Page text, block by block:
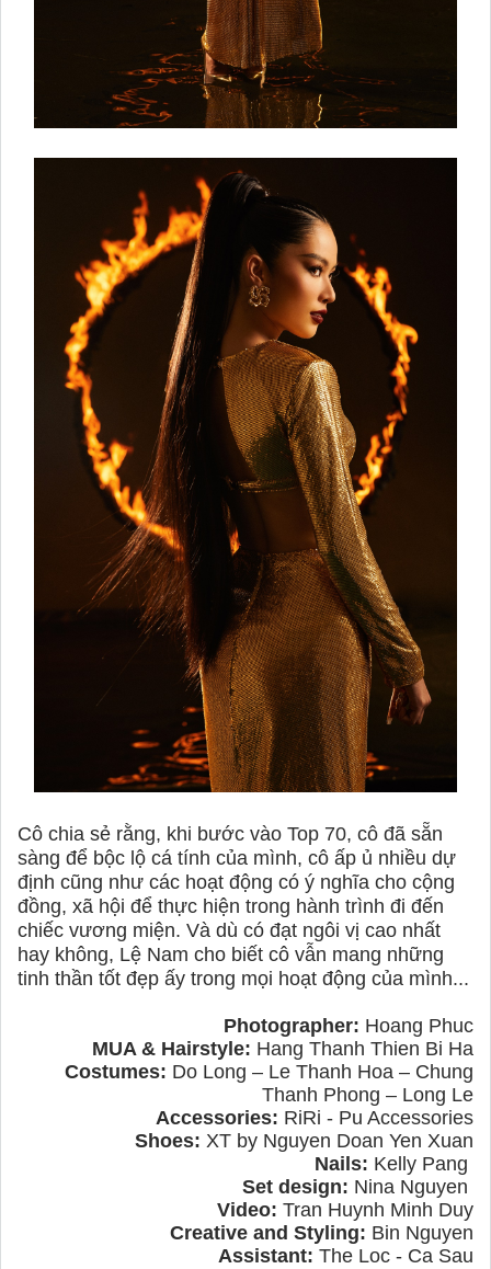
Cô chia sẻ rằng, khi bước vào Top 70, cô đã sẵn
sàng để bộc lộ cá tính của mình, cô ấp ủ nhiều dự
định cũng như các hoạt động có ý nghĩa cho cộng
đồng, xã hội để thực hiện trong hành trình đi đến
chiếc vương miện. Và dù có đạt ngôi vị cao nhất
hay không, Lệ Nam cho biết cô vẫn mang những
tinh thần tốt đẹp ấy trong mọi hoạt động của mình...
Photographer: Hoang Phuc
MUA & Hairstyle: Hang Thanh Thien Bi Ha
Costumes: Do Long – Le Thanh Hoa – Chung
Thanh Phong – Long Le
Accessories: RiRi - Pu Accessories
Shoes: XT by Nguyen Doan Yen Xuan
Nails: Kelly Pang
Set design: Nina Nguyen
Video: Tran Huynh Minh Duy
Creative and Styling: Bin Nguyen
Assistant: The Loc - Ca Sau